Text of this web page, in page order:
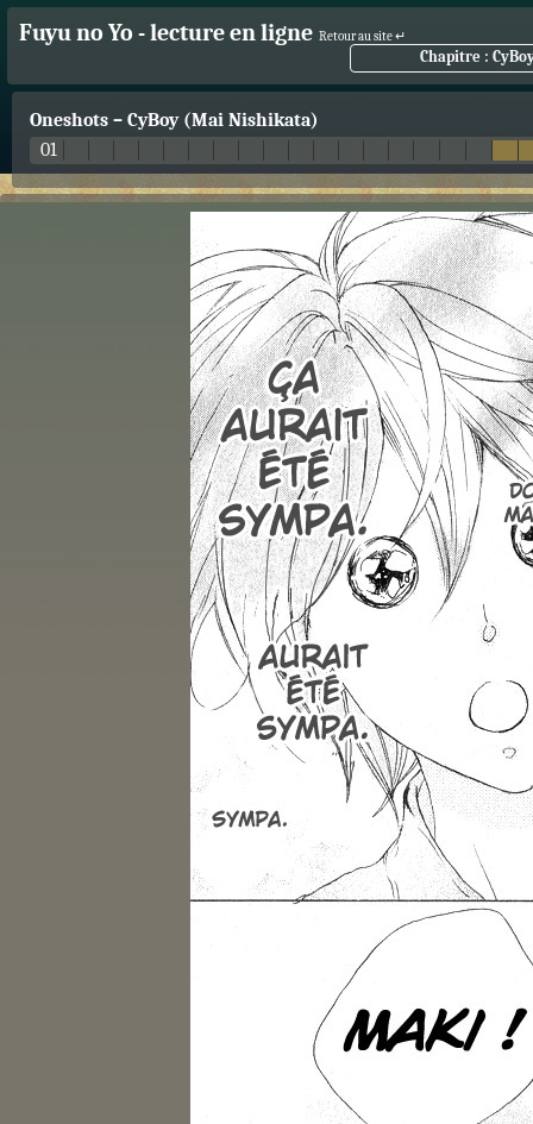
Fuyu no Yo - lecture en ligne Retour au site ↵
Chapitre :
Oneshots – CyBoy (Mai Nishikata)
01